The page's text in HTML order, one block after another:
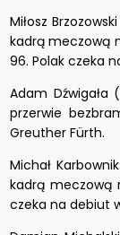
Miłosz
kadrą meczową
96. Polak czeka
Adam Dźwigała
przerwie
Greuther Fürth.
Michał
kadrą meczową
czeka na debiut